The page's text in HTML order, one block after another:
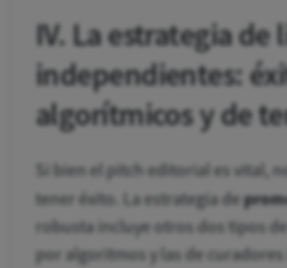
IV. La estrategia de
independientes:
algorítmicos y de
Si bien el pitch editorial es vital,
tener éxito. La estrategia de
robusta incluye otros dos tipos
por algoritmos y las de